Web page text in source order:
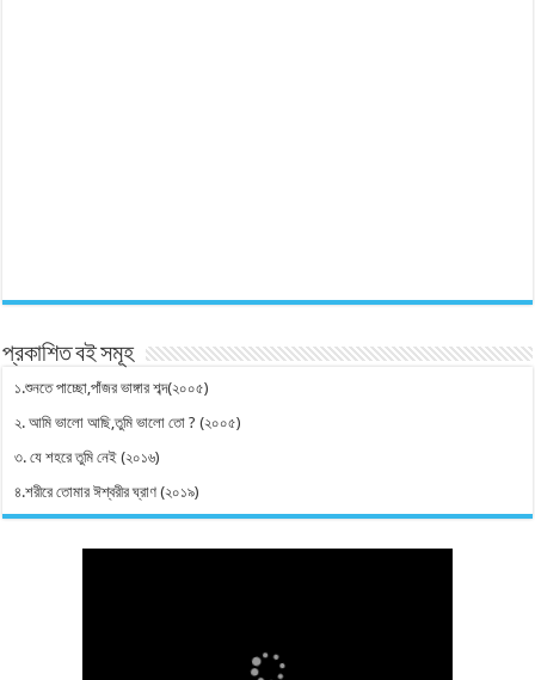
প্রকাশিত বই সমূহ
১.শুনতে পাচ্ছো,পাঁজর ভাঙ্গার শব্দ(২০০৫)
২. আমি ভালো আছি,তুমি ভালো তো ? (২০০৫)
৩. যে শহরে তুমি নেই (২০১৬)
৪.শরীরে তোমার ঈশ্বরীর ঘ্রাণ (২০১৯)